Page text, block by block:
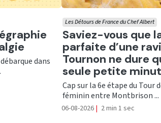
dans
Ecouter
Saviez-vous que
parfaite d’une
Tournon ne dure
seule petite
Les Détours de France du Chef Albert
Cap sur la 6e étape du Tour
féminin entre Montbrison ...
06-08-2026 | 2 min 1 sec